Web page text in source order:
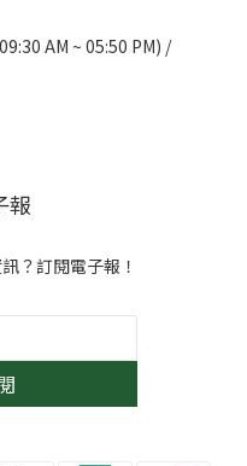
AM ~ 05:50 PM) /
報
？訂閱電子報！